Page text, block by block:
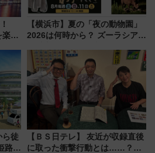
楽し
【横浜市】夏の「夜の動物園」
2026は何時から？ ズーラシア・
見どころ、限定イベントを徹底
解説！
ら徒
路」
【ＢＳ日テレ】 友近が収録直後
に取った衝撃行動とは……？